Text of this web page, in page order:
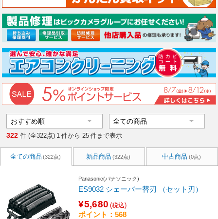
322 件 (全322点) 1 件から 25 件まで表示
全ての商品 (322点) 新品商品 (322点) 中古商品 (0点)
Panasonic(パナソニック)
ES9032 シェーバー替刃 （セット刃）
¥5,680 (税込)
ポイント：568